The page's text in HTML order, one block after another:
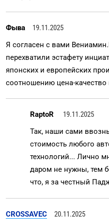
Фыва
19.11.2025
Я согласен с вами
перехватили эстафету
японских и европейских
соотношению цена-качество
RaptoR
19.11.2025
Так, наши сами
стоимость любого
технологий... Лично
даром не нужны, тем
что, я за честный
CROSSAVEC 20.11.2025